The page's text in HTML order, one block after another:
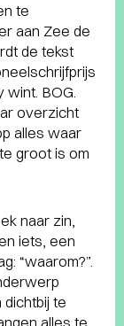
te
aan Zee de
de tekst
BOG.
overzicht
alles waar
groot is om
naar zin,
iets, een
“waarom?”.
te
alles te